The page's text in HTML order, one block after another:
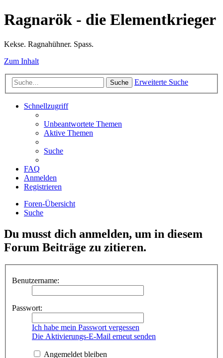
Ragnarök - die Elementkrieger
Kekse. Ragnahühner. Spass.
Zum Inhalt
Suche Erweiterte Suche
Schnellzugriff
Unbeantwortete Themen
Aktive Themen
Suche
FAQ
Anmelden
Registrieren
Foren-Übersicht
Suche
Du musst dich anmelden, um in diesem
Forum Beiträge zu zitieren.
Benutzername:
Passwort:
Ich habe mein Passwort vergessen
Die Aktivierungs-E-Mail erneut senden
Angemeldet bleiben